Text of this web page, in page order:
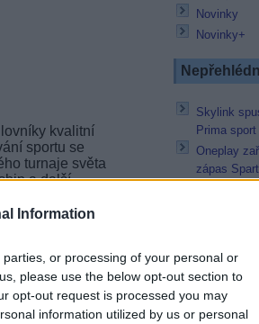
Information
or processing of your personal or
please use the below opt-out section to
opt-out request is processed you may
information utilized by us or personal
kvalitní
sportu se
turnaje světa
a další.
účasti
Eurosportu
horských
diváci užít
Novinky
Novinky+
Skylink
Prima sport
Oneplay
zápas
Prima
Operátor
Antik TV
Televisa
Niké liga
zápasy na